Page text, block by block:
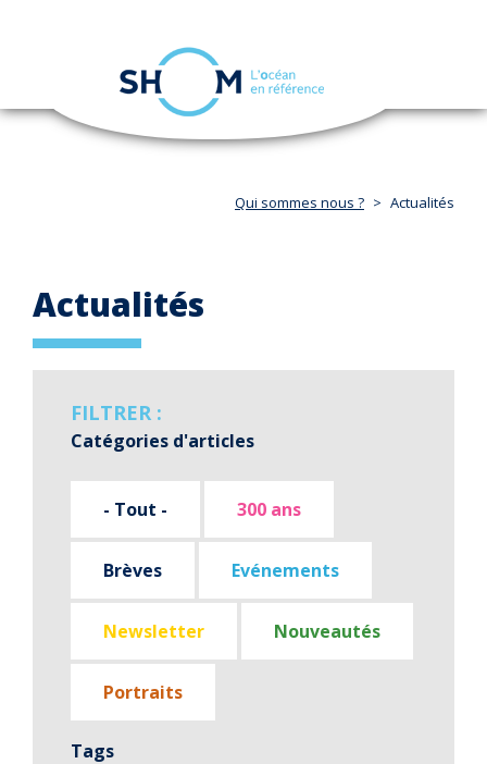
Aller
navigation
Qui sommes nous ? Actualités
Actualités
FILTRER :
Catégories d'articles
- Tout - 300 ans
Brèves Evénements
Newsletter Nouveautés
Portraits
Tags